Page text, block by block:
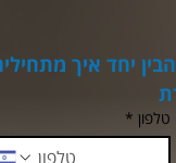
טלפון *